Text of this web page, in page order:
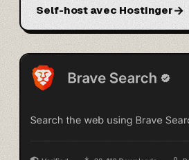
Self-host avec Hostinger→